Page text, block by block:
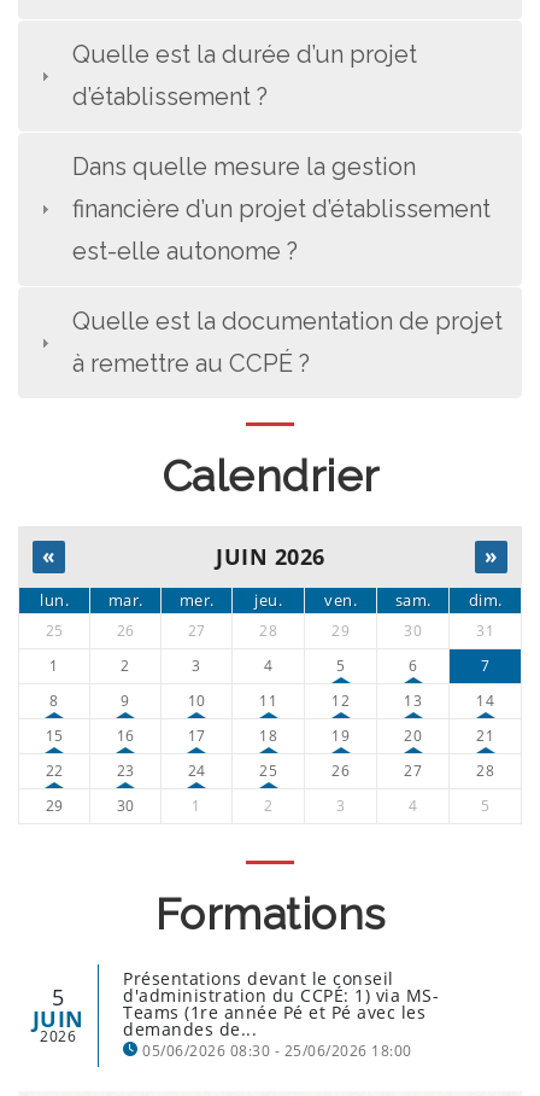
Quelle est la durée d’un projet
d’établissement ?
Dans quelle mesure la gestion
financière d’un projet d’établissement
est-elle autonome ?
Quelle est la documentation de projet
à remettre au CCPÉ ?
Calendrier
« JUIN 2026 »
lun. mar. mer. jeu. ven. sam. dim.
25 26 27 28 29 30
31
1
2 3 4 5 6
7
8
9 10 11 12 13
14
15
16 17 18 19 20
21
22
23 24 25 26 27
28
29
30 1 2 3 4 5
Formations
5
JUIN
2026
Présentations devant le conseil
d'administration du CCPÉ: 1) via MS-
Teams (1re année Pé et Pé avec les
demandes de...
05/06/2026 08:30 - 25/06/2026 18:00